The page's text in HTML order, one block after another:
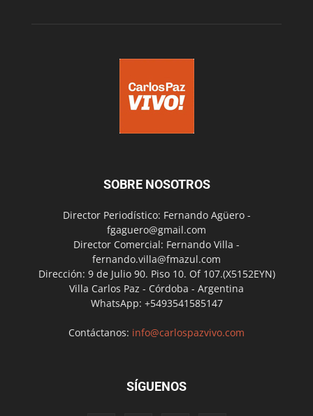
SOBRE NOSOTROS
Director Periodístico: Fernando Agüero -
fgaguero@gmail.com
Director Comercial: Fernando Villa -
fernando.villa@fmazul.com
Dirección: 9 de Julio 90. Piso 10. Of 107.(X5152EYN)
Villa Carlos Paz - Córdoba - Argentina
WhatsApp: +5493541585147
Contáctanos: info@carlospazvivo.com
SÍGUENOS